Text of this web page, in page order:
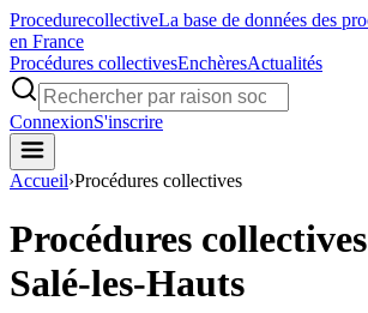
ProcedurecollectiveLa base de données des
en France
Procédures collectivesEnchèresActualités
ConnexionS'inscrire
Accueil›Procédures collectives
Procédures
Salé-les-Hauts